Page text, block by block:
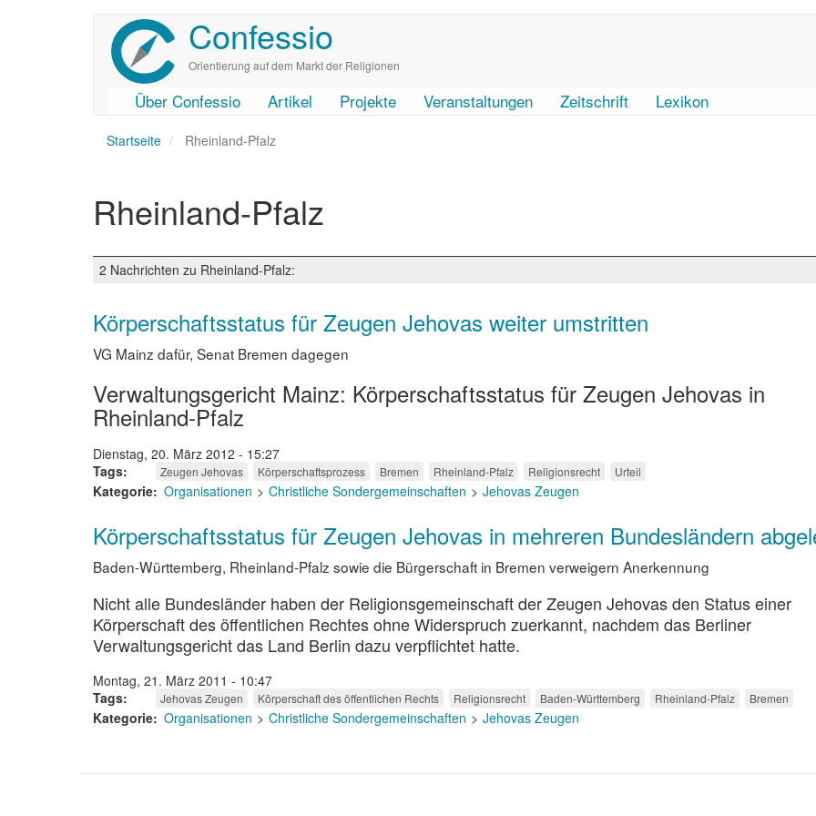
Confessio
Orientierung auf dem Markt der Religionen
User
account
Main
navigation
Über Confessio Artikel Projekte Veranstaltungen Zeitschrift Lexikon
Startseite Rheinland-Pfalz
Rheinland-Pfalz
2 Nachrichten zu Rheinland-Pfalz:
Körperschaftsstatus für Zeugen Jehovas weiter umstritten
VG Mainz dafür, Senat Bremen dagegen
Verwaltungsgericht Mainz: Körperschaftsstatus für Zeugen Jehovas in
Rheinland-Pfalz
Dienstag, 20. März 2012 - 15:27
Tags
Zeugen Jehovas Körperschaftsprozess Bremen Rheinland-Pfalz Religionsrecht Urteil
Kategorie Organisationen Christliche Sondergemeinschaften Jehovas Zeugen
Körperschaftsstatus für Zeugen Jehovas in mehreren Bundesländern
Baden-Württemberg, Rheinland-Pfalz sowie die Bürgerschaft in Bremen verweigern Anerkennung
Nicht alle Bundesländer haben der Religionsgemeinschaft der Zeugen Jehovas den Status einer
Körperschaft des öffentlichen Rechtes ohne Widerspruch zuerkannt, nachdem das Berliner
Verwaltungsgericht das Land Berlin dazu verpflichtet hatte.
Montag, 21. März 2011 - 10:47
Tags
Jehovas Zeugen Körperschaft des öffentlichen Rechts Religionsrecht Baden-Württemberg Rheinland-Pfalz Bremen
Kategorie Organisationen Christliche Sondergemeinschaften Jehovas Zeugen